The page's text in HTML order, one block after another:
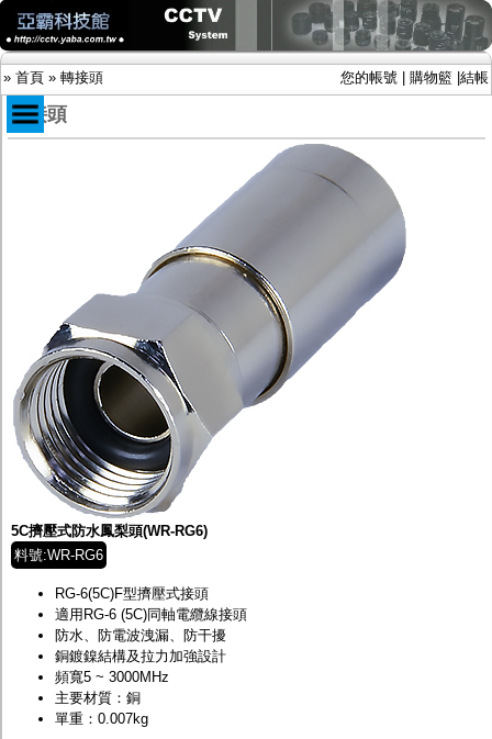
» 首頁 » 轉接頭 您的帳號 購物籃 結帳
IP網路攝影機及錄放影機
AHD DVR數位錄放影機
AHD半球型(適用屋內)
AHD中小型紅外線攝影機(適用騎樓、室內外)
AHD防護罩型攝影機(適用屋外，紅外線照射
距離遠）
AHD特殊功能型攝影機
旋轉型攝影機.旋轉台
傳統高解析攝影機
鏡頭
投光設備
防護罩及支架
多路攝影機單軸傳輸
監聽器.麥克風
網路設備
視訊轉換設備
雙絞線傳輸器
雜訊改善器
分配放大器
網路線用水晶頭
網路線
懶人線.同軸線.花線
線頭.插座.延長線.HDMI線
集線盒.防水盒.配線盒
變壓器.避雷器
轉接頭
5C擠壓式防水鳳梨頭(WR-RG6)
料號:WR-RG6
RG-6(5C)F型擠壓式接頭
適用RG-6 (5C)同軸電纜線接頭
防水、防電波洩漏、防干擾
銅鍍鎳結構及拉力加強設計
頻寬5 ~ 3000MHz
主要材質：銅
單重：0.007kg